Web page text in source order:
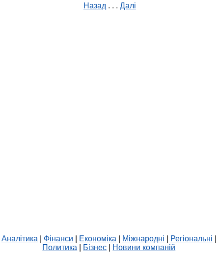
Назад . . . Далі
Аналітика Фінанси Економіка Міжнародні Регіональні
Политика
Бізнес Новини компаній